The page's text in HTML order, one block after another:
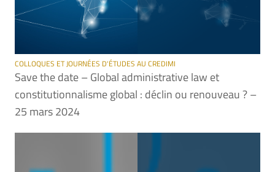
COLLOQUES ET JOURNÉES D'ÉTUDES AU CREDIMI
Save the date – Global administrative law et
constitutionnalisme global : déclin ou renouveau ? –
25 mars 2024